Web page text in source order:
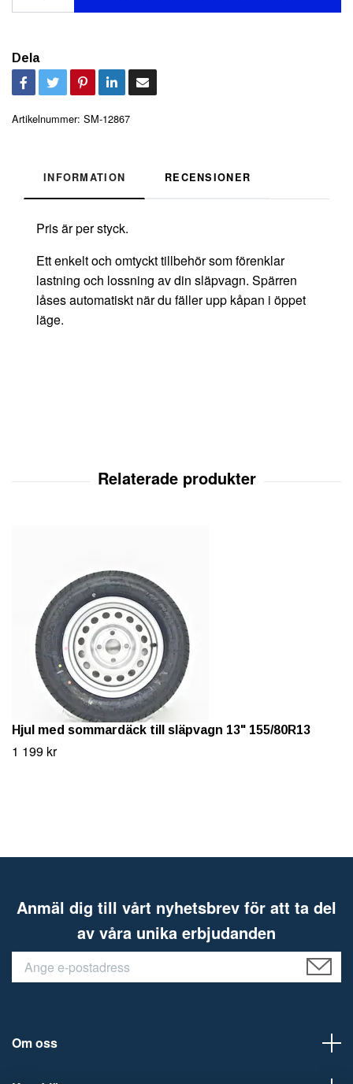
Dela
Artikelnummer: SM-12867
INFORMATION RECENSIONER
Pris är per styck.
Ett enkelt och omtyckt tillbehör som förenklar
lastning och lossning av din släpvagn. Spärren
låses automatiskt när du fäller upp kåpan i öppet
läge.
Hjul med sommardäck till släpvagn 13" 155/80R13
1 199 kr
Anmäl dig till vårt nyhetsbrev för att ta del
av våra unika erbjudanden
Om oss